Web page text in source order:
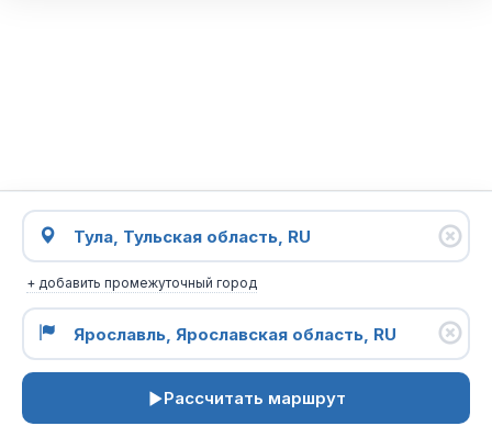
+ добавить промежуточный город
Рассчитать маршрут